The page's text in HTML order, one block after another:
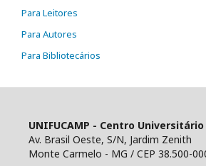
Para Leitores
Para Autores
Para Bibliotecários
UNIFUCAMP - Centro
Av. Brasil Oeste, S/N, Jardim Zenith
Monte Carmelo - MG / CEP 38.500-